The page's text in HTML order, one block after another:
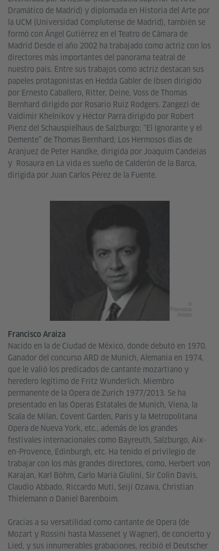
Dramático de Madrid) y diplomada en Historia del Arte por
la UCM (Universidad Complutense de Madrid), también se
formó con Ángel Gutiérrez en el Teatro de Cámara de
Madrid Desde el año 2002 ha trabajado como actriz con los
directores más importantes del panorama teatral de
nuestro país. Entre sus trabajos como actriz destacan sus
papeles protagonistas en Hedda Gabler de Ibsen dirigido
por Ernesto Caballero, Ritter, Deine, Voss de Thomas
Bernhard dirigido por Rosario Ruiz Rodgers. Zangezi de
Valdimir Khelnikov y Héctor Parra dirigido por Robert
Pienz del Schauspielhaus de Salzburgo; “El Ignorante y el
Demente” de Thomas Bernhard; Los Hermosos días de
Aranjuez de Peter Handke, dirigida por Joaquim Candeias
y Rosaura en La vida es sueño de Calderón de la Barca,
dirigida por Juan Carlos Pérez de la Fuente.
Francisco
Araiza
Francisco Araiza
Nacido en la de Ciudad de México, donde debutó en 1970.
Ganador del concurso ARD de Munich, Alemania en 1974,
que le valió los predicados de cantante mozartiano y
heredero legítimo de Fritz Wunderlich. Miembro
permanente de la Opera de Zurich 1977/2013. Se ha
presentado en las Óperas Estatales de Munich, Viena, la
Scala de Milan, Covent Garden, Paris y la Metropolitana
Opera de Nueva York, etc., además de los grandes
festivales internacionales como Bayreuth, Salzburgo, Aix-
en-Provence, Edinburgh, etc. Ha tenido el privilegio de
trabajar con los más grandes directores, como, Herbert von
Karajan, Karl Böhm, Carlo Maria Giulini, Sir Colin Davis,
Claudio Abbado, Riccardo Muti, Seiji Ozawa, Christian
Thielemann o Daniel Barenboim.
Gracias a su versatilidad como cantante de Opera (de
Mozart y Rossini hasta Massenet y Wagner), de concierto y
Lied, y sus innumerables grabaciones, recibió el Deutscher